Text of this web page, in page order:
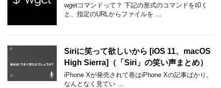
wgetコマンドって？ 下記の形式のコマンドを叩く
と、指定のURLからファイルを …
Siriに笑って欲しいから [iOS 11、macOS
High Sierra]（「Siri」の笑い声まとめ）
iPhone Xが発売されて巷はiPhone Xの記事ばかり。
なんとなく見てい …